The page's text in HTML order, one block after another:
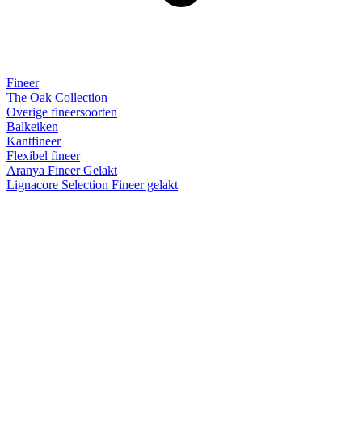
Fineer
The Oak Collection
Overige fineersoorten
Balkeiken
Kantfineer
Flexibel fineer
Aranya Fineer Gelakt
Lignacore Selection Fineer gelakt